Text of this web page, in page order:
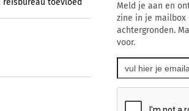
reisbureau toevloed
Meld je aan en
zine in je mailbox
achtergronden.
voor.